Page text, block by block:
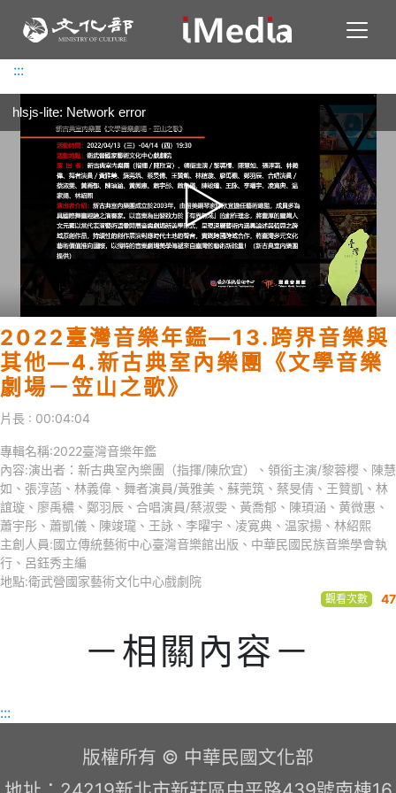
:::
:::
hlsjs-lite: Network error
2022臺灣音樂年鑑—13.跨界音樂與
其他—4.新古典室內樂團《文學音樂
劇場－笠山之歌》
片長 : 00:04:04
觀看次數 47
專輯名稱:2022臺灣音樂年鑑
內容:演出者：新古典室內樂團（指揮/陳欣宜）、領銜主演/黎蓉櫻、陳慧
如、張淳菡、林義偉、舞者演員/黃雅美、蘇莞筑、蔡旻倩、王贊凱、林
誼璇、廖禹穠、鄭羽辰、合唱演員/蔡淑雯、黃喬郁、陳頊涵、黄微惠、
蕭宇彤、蕭凱儀、陳竣瓏、王詠、李曜宇、凌寛典、温家揚、林紹熙
主創人員:國立傳統藝術中心臺灣音樂館出版、中華民國民族音樂學會執
行、呂鈺秀主編
地點:衛武營國家藝術文化中心戲劇院
－相關內容－
:::
版權所有 © 中華民國文化部